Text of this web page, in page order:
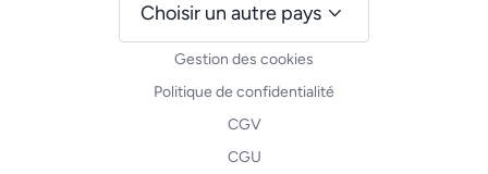
Gestion des cookies
Politique de confidentialité
CGV
CGU
Choisir un autre pays